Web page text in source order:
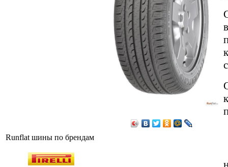
Runflat шины по брендам